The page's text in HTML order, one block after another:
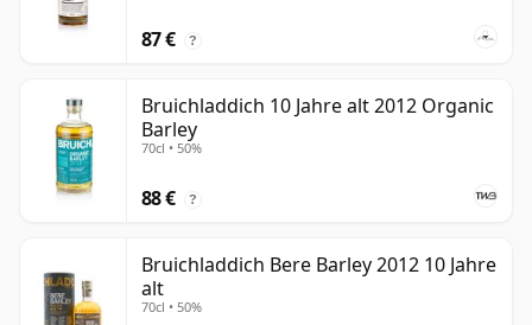
87 € ?
Bruichladdich 10 Jahre alt 2012 Organic
Barley
70cl • 50%
88 € ?
Bruichladdich Bere Barley 2012 10 Jahre
alt
70cl • 50%